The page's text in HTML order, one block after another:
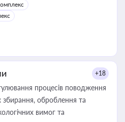
+18
процесів поводження
збирання, оброблення та
вимог та